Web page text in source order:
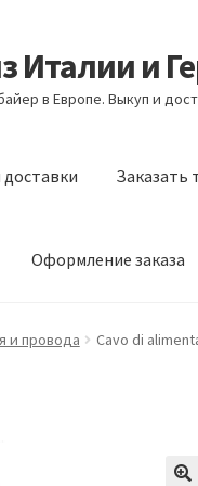
Италии и
в Европе. Выкуп и
Заказать
Оформление заказа
Заказать товары
и провода Cavo di